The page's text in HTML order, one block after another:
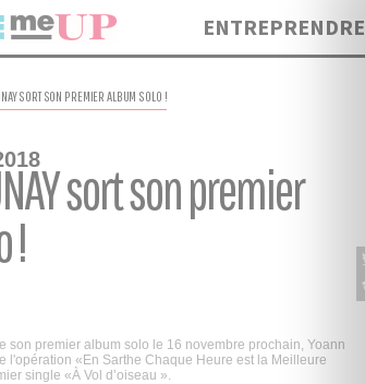
ENTREPRENDRE
SORT SON PREMIER ALBUM SOLO !
sort son premier
!
son premier album solo le 16 novembre prochain, Yoann
l'opération «En Sarthe Chaque Heure est la Meilleure
single «À Vol d’oiseau ».